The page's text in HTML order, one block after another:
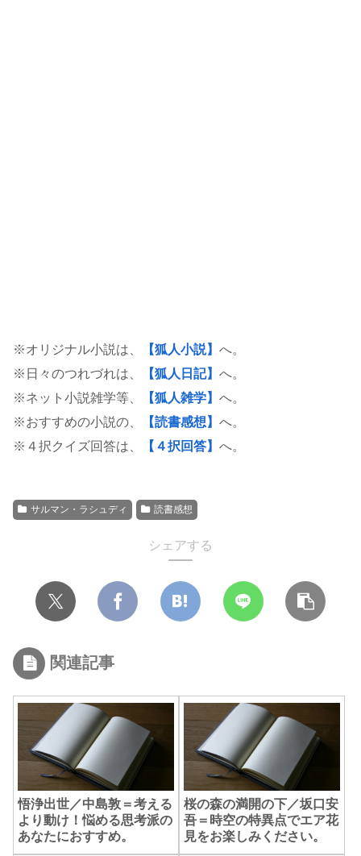
※オリジナル小説は、 【狐人小説】 へ。
※日々のつれづれは、
【狐人日記】 へ。
※ネット小説雑学等、
【狐人雑学】 へ。
※おすすめの小説の、
【読書感想】 へ。
※４択クイズ回答は、
【４択回答】 へ。
サルマン・ラシュディ 読書感想
シェアする
関連記事
悟浄出世／中島敦＝考える
より動け！悩める思考派の
あなたにおすすめ。
桜の森の満開の下／坂口安
吾＝時空の特異点でエア花
見をお楽しみください。